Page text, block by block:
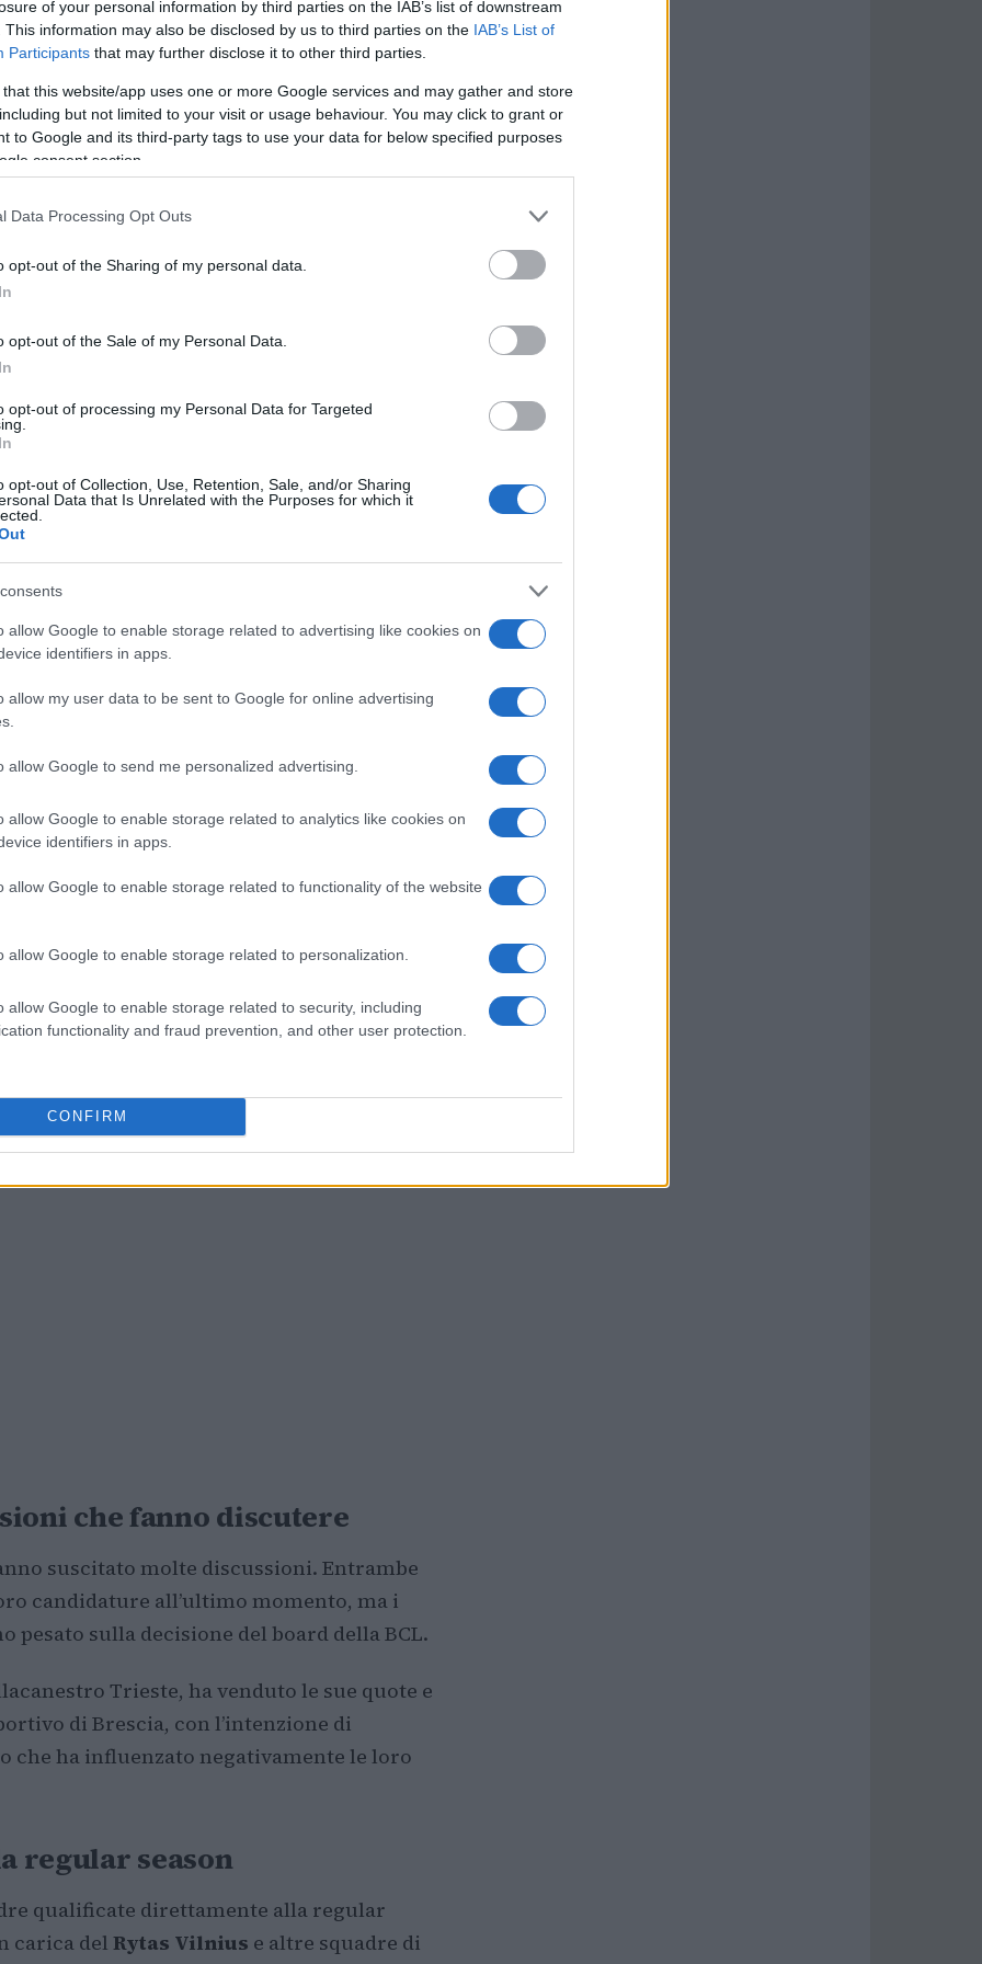
of your personal information by third parties on the IAB’s list of downstream
This information may also be disclosed by us to third parties on the IAB’s List of
Participants that may further disclose it to other third parties.
that this website/app uses one or more Google services and may gather and store
but not limited to your visit or usage behaviour. You may click to grant or
to Google and its third-party tags to use your data for below specified purposes
consent section.
Data Processing Opt Outs
opt-out of the Sharing of my personal data.
opt-out of the Sale of my Personal Data.
opt-out of processing my Personal Data for Targeted
opt-out of Collection, Use, Retention, Sale, and/or Sharing
Data that Is Unrelated with the Purposes for which it
allow Google to enable storage related to advertising like cookies on
identifiers in apps.
allow my user data to be sent to Google for online advertising
allow Google to send me personalized advertising.
allow Google to enable storage related to analytics like cookies on
identifiers in apps.
allow Google to enable storage related to functionality of the website
allow Google to enable storage related to personalization.
allow Google to enable storage related to security, including
functionality and fraud prevention, and other user protection.
CONFIRM
italiano, anche se non mancano le
solo 32 squadre hanno ottenuto il pass per
piazze del basket italiano hanno
altre due sono rimaste fuori per motivi
ritorno in Europa
parquet della BCL per la prima volta dalla
una storia gloriosa e un grande
laPallacanestro Reggiana
ottimo posizionamento in campionato e
di metà settembre e guardano
Mies. Un traguardo importante per due
basket italiano.
che fanno discutere
suscitato molte discussioni. Entrambe
candidature all’ultimo momento, ma i
sulla decisione del board della BCL.
Trieste, ha venduto le sue quote e
di Brescia, con l’intenzione di
che ha influenzato negativamente le loro
regular season
qualificate direttamente alla regular
carica del Rytas Vilnius e altre squadre di